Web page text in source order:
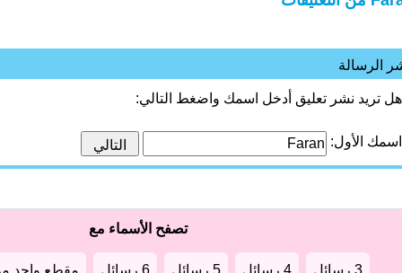
الرسالة
هل تريد نشر تعليق أدخل اسمك واضغط التالي:
اسمك الأول:
تصفح الأسماء مع
3 رسائل 4 رسائل 5 رسائل 6 رسائل مقطع واحد